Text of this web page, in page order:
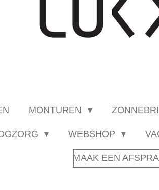
MONTUREN
WEBSHOP
MAAK EEN